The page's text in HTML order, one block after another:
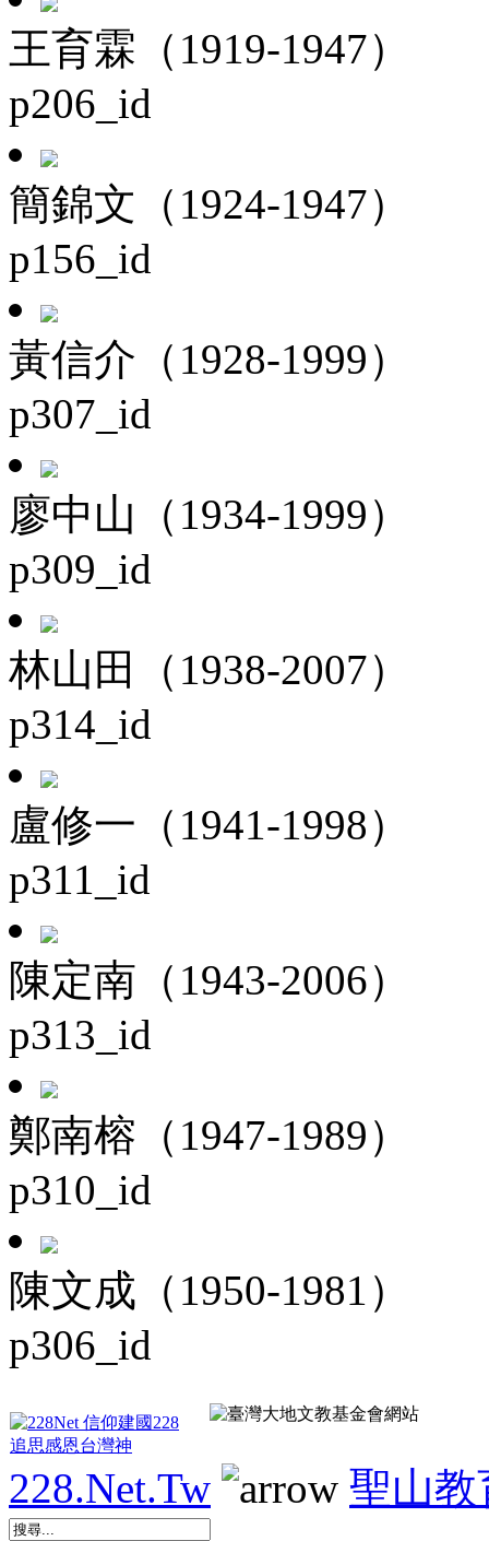
王育霖（1919-1947）
p206_id
簡錦文（1924-1947）
p156_id
黃信介（1928-1999）
p307_id
廖中山（1934-1999）
p309_id
林山田（1938-2007）
p314_id
盧修一（1941-1998）
p311_id
陳定南（1943-2006）
p313_id
鄭南榕（1947-1989）
p310_id
陳文成（1950-1981）
p306_id
228.Net.Tw 聖山教